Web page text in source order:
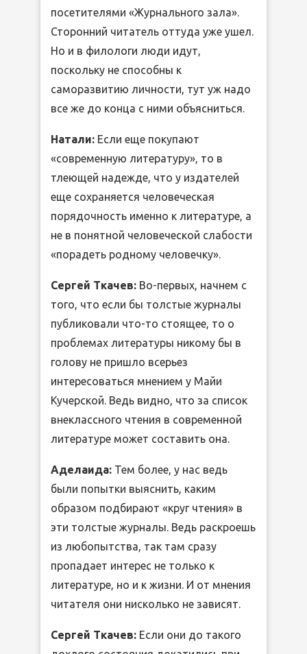
посетителями «Журнального зала».
Сторонний читатель оттуда уже ушел.
Но и в филологи люди идут,
поскольку не способны к
саморазвитию личности, тут уж надо
все же до конца с ними объясниться.
Натали: Если еще покупают
«современную литературу», то в
тлеющей надежде, что у издателей
еще сохраняется человеческая
порядочность именно к литературе, а
не в понятной человеческой слабости
«порадеть родному человечку».
Сергей Ткачев: Во-первых, начнем с
того, что если бы толстые журналы
публиковали что-то стоящее, то о
проблемах литературы никому бы в
голову не пришло всерьез
интересоваться мнением у Майи
Кучерской. Ведь видно, что за список
внеклассного чтения в современной
литературе может составить она.
Аделаида: Тем более, у нас ведь
были попытки выяснить, каким
образом подбирают «круг чтения» в
эти толстые журналы. Ведь раскроешь
из любопытства, так там сразу
пропадает интерес не только к
литературе, но и к жизни. И от мнения
читателя они нисколько не зависят.
Сергей Ткачев: Если они до такого